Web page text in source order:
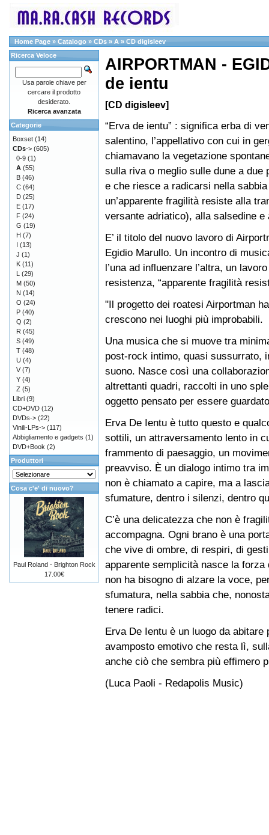
Home Page » Catalogo » CDs » A » CD digisleev
AIRPORTMAN -
de ientu
[CD digisleev]
“Erva de ientu” : significa erba di
salentino, l’appellativo con cui in
chiamavano la vegetazione
sulla riva o meglio sulle dune a due
e che riesce a radicarsi nella
un’apparente fragilità resiste alla
versante adriatico), alla salsedine e
E’ il titolo del nuovo lavoro di
Egidio Marullo. Un incontro di
l’una ad influenzare l’altra, un
resistenza, “apparente fragilità
"Il progetto dei roatesi Airportman
crescono nei luoghi più improbabili.
Una musica che si muove tra
post-rock intimo, quasi sussurrato,
suono. Nasce così una
altrettanti quadri, raccolti in uno
oggetto pensato per essere
Erva De Ientu è tutto questo e
sottili, un attraversamento lento in
frammento di paesaggio, un
preavviso. È un dialogo intimo tra
non è chiamato a capire, ma a
sfumature, dentro i silenzi, dentro
C’è una delicatezza che non è
accompagna. Ogni brano è una
che vive di ombre, di respiri, di
apparente semplicità nasce la
non ha bisogno di alzare la voce,
sfumatura, nella sabbia che,
tenere radici.
Erva De Ientu è un luogo da
avamposto emotivo che resta lì,
anche ciò che sembra più effimero
(Luca Paoli - Redapolis Music)
Ricerca Veloce
Usa parole chiave per
cercare il prodotto
desiderato.
Ricerca avanzata
Categorie
Boxset (14)
CDs-> (605)
0-9 (1)
A (55)
B (46)
C (64)
D (25)
E (17)
F (24)
G (19)
H (7)
I (13)
J (1)
K (11)
L (29)
M (50)
N (14)
O (24)
P (40)
Q (2)
R (45)
S (49)
T (48)
U (4)
V (7)
Y (4)
Z (5)
Libri (9)
CD+DVD (12)
DVDs-> (22)
Vinili-LPs-> (117)
Abbigliamento e gadgets (1)
DVD+Book (2)
Produttori
Cosa c'e' di nuovo?
Paul Roland - Brighton Rock
17.00€